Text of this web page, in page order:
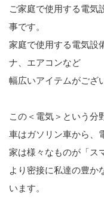
ご家庭で使用する電気
事です。
家庭で使用する電気設
ナ、エアコンなど
幅広いアイテムがござ
この＜電気＞という分
車はガソリン車から、
家は様々なものが「ス
より密接に私達の豊か
います。